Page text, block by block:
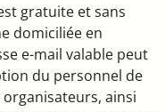
gratuite et sans
domiciliée en
e-mail valable peut
du personnel de
organisateurs, ainsi